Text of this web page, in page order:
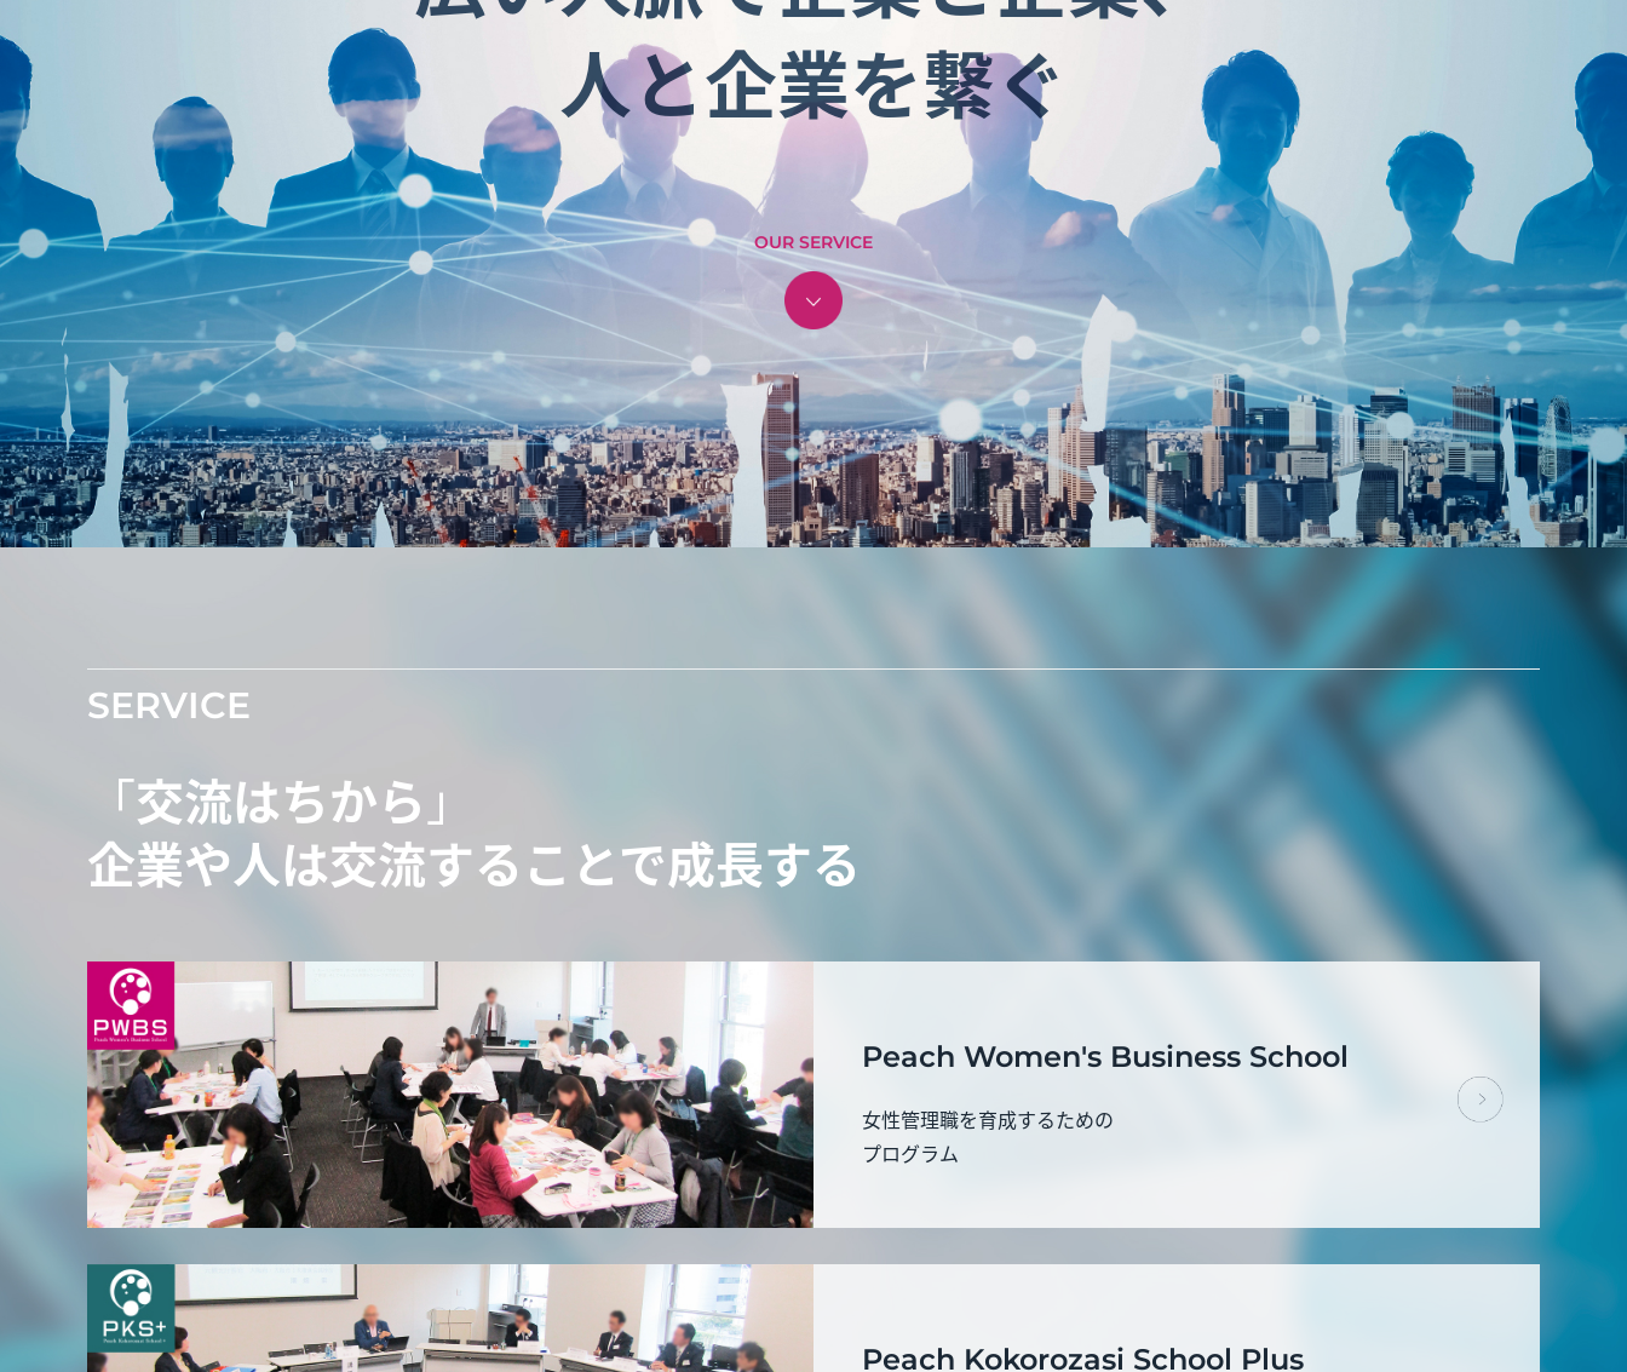
人と企業を繋ぐ
OUR SERVICE
SERVICE
「交流はちから 」
企業や人は交流することで成長する
Peach Women's Business School
女性管理職を育成するための
プログラム
Peach Kokorozasi School Plus